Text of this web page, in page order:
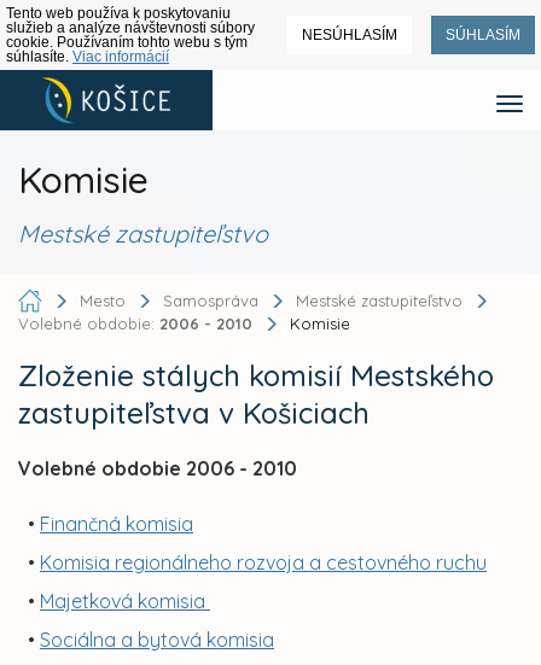
Tento web používa k poskytovaniu
služieb a analýze návštevnosti súbory
cookie. Používaním tohto webu s tým
súhlasíte. Viac informácií
NESÚHLASÍM SÚHLASÍM
Komisie
Mestské zastupiteľstvo
Mesto Samospráva
Mestské zastupiteľstvo
Volebné obdobie: 2006 - 2010 Komisie
Zloženie stálych komisií Mestského
zastupiteľstva v Košiciach
Volebné obdobie 2006 - 2010
• Finančná komisia
• Komisia regionálneho rozvoja a cestovného ruchu
• Majetková komisia
• Sociálna a bytová komisia